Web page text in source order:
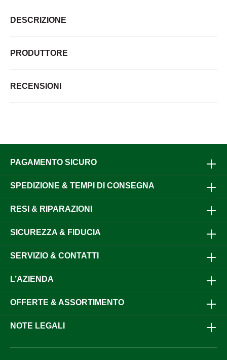
DESCRIZIONE
PRODUTTORE
RECENSIONI
PAGAMENTO SICURO
SPEDIZIONE & TEMPI DI CONSEGNA
RESI & RIPARAZIONI
SICUREZZA & FIDUCIA
SERVIZIO & CONTATTI
L’AZIENDA
OFFERTE & ASSORTIMENTO
NOTE LEGALI